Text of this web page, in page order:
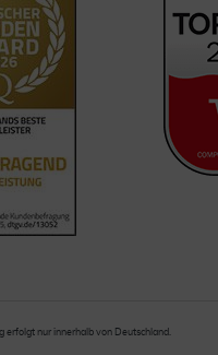
erfolgt nur innerhalb von Deutschland.